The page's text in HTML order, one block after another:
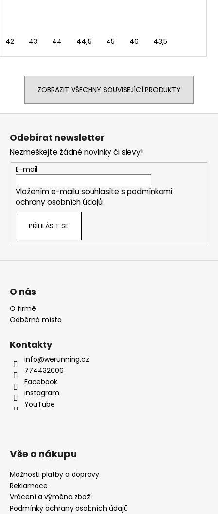
42 43 44 44,5 45 46 43,5
ZOBRAZIT VŠECHNY SOUVISEJÍCÍ PRODUKTY
Odebírat newsletter
Nezmeškejte žádné novinky či slevy!
E-mail
Vložením e-mailu souhlasíte s podmínkami
ochrany osobních údajů
PŘIHLÁSIT SE
O nás
O firmě
Odběrná místa
Kontakty
info@werunning.cz
774432606
Facebook
Instagram
YouTube
Vše o nákupu
Možnosti platby a dopravy
Reklamace
Vrácení a výměna zboží
Podmínky ochrany osobních údajů